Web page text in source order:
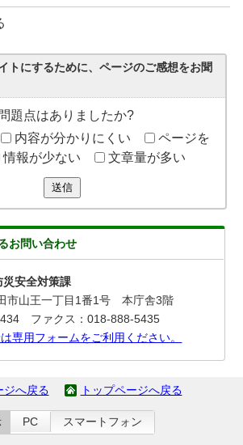
トにするために、ページのご感想をお聞
題点はありましたか?
内容が分かりにくい
ページを
情報が少ない 文章量が多い
送信
お問い合わせ
安全対策課
市山王一丁目1番1号 本庁舎3階
ファクス：018-888-5435
専用フォームをご利用ください。
ジへ戻る トップページへ戻る
PC スマートフォン